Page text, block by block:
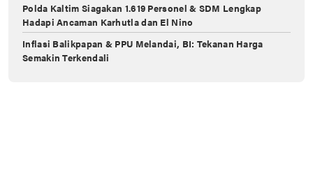
Polda Kaltim Siagakan 1.619 Personel & SDM Lengkap
Hadapi Ancaman Karhutla dan El Nino
Inflasi Balikpapan & PPU Melandai, BI: Tekanan Harga
Semakin Terkendali